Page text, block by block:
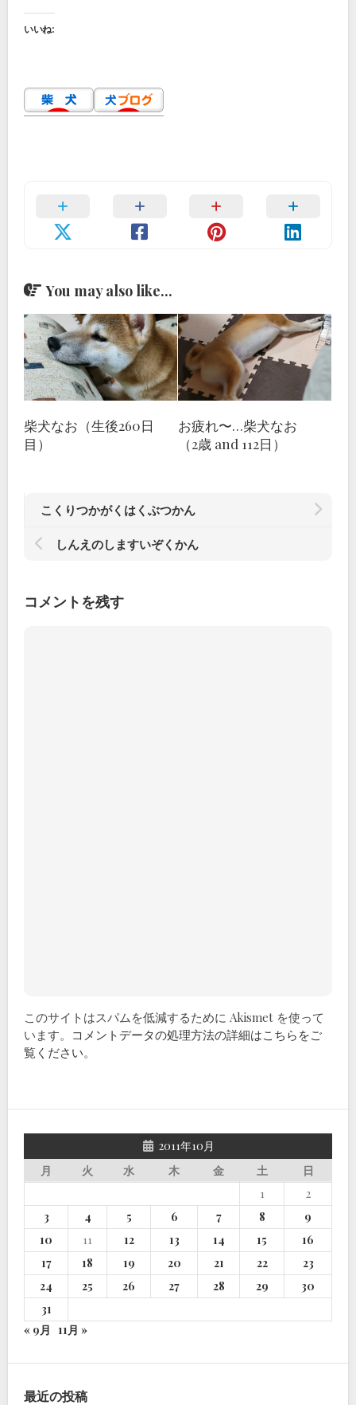
いいね:
You may also like...
柴犬なお（生後260日
目）
お疲れ〜…柴犬なお
（2歳 and 112日）
こくりつかがくはくぶつかん
しんえのしますいぞくかん
コメントを残す
このサイトはスパムを低減するために Akismet を使って
います。 コメントデータの処理方法の詳細はこちらをご
覧ください。
2011年10月
月
火 水 木 金 土
日
1
2
3
4 5 6 7 8
9
10
11 12 13 14 15
16
17
18 19 20 21 22
23
24
25 26 27 28 29
30
31
« 9月 11月 »
最近の投稿